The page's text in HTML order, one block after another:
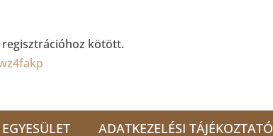
regisztrációhoz kötött.
ADATKEZELÉSI TÁJÉKOZTATÓ